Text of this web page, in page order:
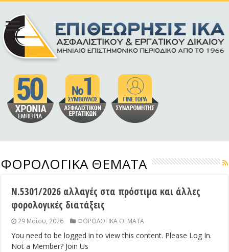
ΦΟΡΟΛΟΓΙΚΑ ΘΕΜΑΤΑ
Ν.5301/2026 αλλαγές στα πρόστιμα και άλλες
φορολογικές διατάξεις
29 Μαΐου, 2026 ΦΟΡΟΛΟΓΙΚΑ ΘΕΜΑΤΑ
You need to be logged in to view this content. Please Log In.
Not a Member? Join Us